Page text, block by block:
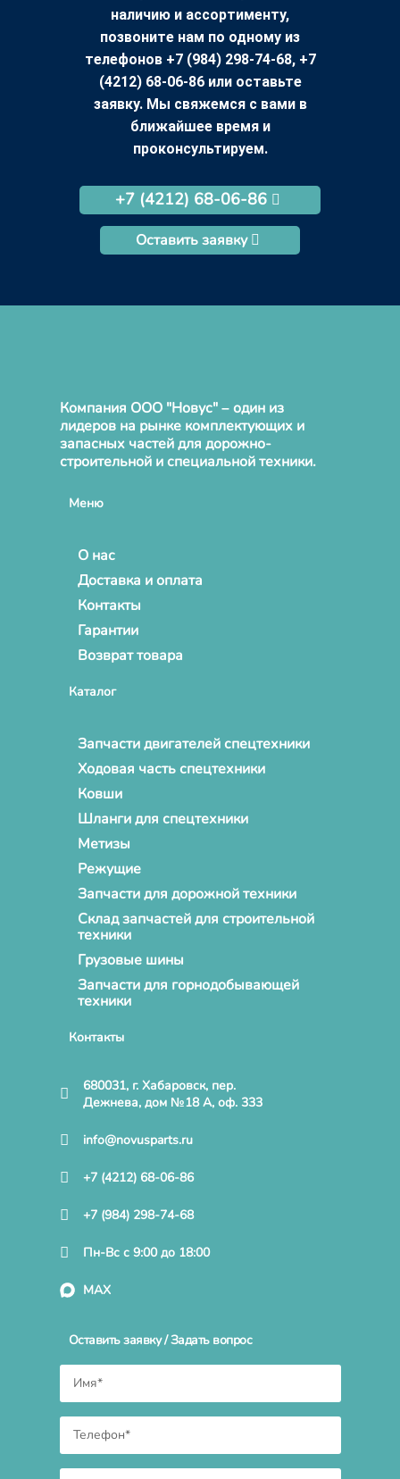
наличию и ассортименту,
позвоните нам по одному из
телефонов +7 (984) 298-74-68, +7
(4212) 68-06-86 или оставьте
заявку. Мы свяжемся с вами в
ближайшее время и
проконсультируем.
+7 (4212) 68-06-86
Оставить заявку
Компания ООО "Новус" – один из
лидеров на рынке комплектующих и
запасных частей для дорожно-
строительной и специальной техники.
Меню
О нас
Доставка и оплата
Контакты
Гарантии
Возврат товара
Каталог
Запчасти двигателей спецтехники
Ходовая часть спецтехники
Ковши
Шланги для спецтехники
Метизы
Режущие
Запчасти для дорожной техники
Склад запчастей для строительной
техники
Грузовые шины
Запчасти для горнодобывающей
техники
Контакты
680031, г. Хабаровск, пер.
Дежнева, дом №18 А, оф. 333
info@novusparts.ru
+7 (4212) 68-06-86
+7 (984) 298-74-68
Пн-Вс с 9:00 до 18:00
MAX
Оставить заявку / Задать вопрос